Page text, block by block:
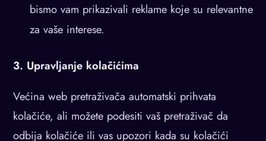
bismo vam prikazivali reklame koje su relevantne
za vaše interese.
3. Upravljanje kolačićima
Većina web pretraživača automatski prihvata
kolačiće, ali možete podesiti vaš pretraživač da
odbija kolačiće ili vas upozori kada su kolačići